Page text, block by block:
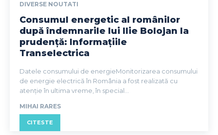
DIVERSE NOUTATI
Consumul energetic al românilor
după îndemnarile lui Ilie Bolojan la
prudență: Informațiile
Transelectrica
Datele consumului de energieMonitorizarea consumului
de energie electrică în România a fost realizată cu
atenție în ultima vreme, în special...
MIHAI RARES
CITESTE